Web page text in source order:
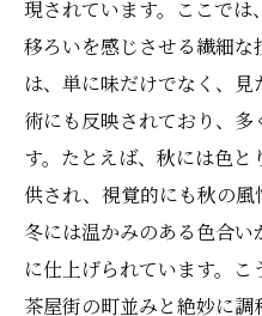
現されています。ここで
移ろいを感じさせる繊細
は、単に味だけでなく、
術にも反映されており、
す。たとえば、秋には色
供され、視覚的にも秋の風
冬には温かみのある色合
に仕上げられています。
茶屋街の町並みと絶妙に